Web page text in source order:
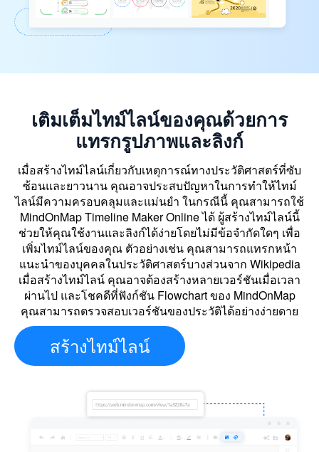
เติมเต็มไทม์ไลน์ของคุณด้วยการ
แทรกรูปภาพและลิงก์
เมื่อสร้างไทม์ไลน์เกี่ยวกับเหตุการณ์ทางประวัติศาสตร์ที่ซับ
ซ้อนและยาวนาน คุณอาจประสบปัญหาในการทำให้ไทม์
ไลน์มีความครอบคลุมและแม่นยำ ในกรณีนี้ คุณสามารถใช้
MindOnMap Timeline Maker Online ได้ ผู้สร้างไทม์ไลน์นี้
ช่วยให้คุณใช้งานและลิงก์ได้ง่ายโดยไม่มีข้อจำกัดใดๆ เพื่อ
เพิ่มไทม์ไลน์ของคุณ ตัวอย่างเช่น คุณสามารถแทรกหน้า
แนะนำของบุคคลในประวัติศาสตร์บางส่วนจาก Wikipedia
เมื่อสร้างไทม์ไลน์ คุณอาจต้องสร้างหลายเวอร์ชันเมื่อเวลา
ผ่านไป และโชคดีที่ฟังก์ชัน Flowchart ของ MindOnMap
คุณสามารถตรวจสอบเวอร์ชันของประวัติได้อย่างง่ายดาย
สร้างไทม์ไลน์